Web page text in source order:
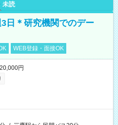
未読
日＊研究機関でのデー
WEB登録・面接OK
円